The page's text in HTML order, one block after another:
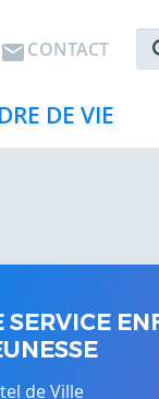
CONTACT
DE VIE
SERVICE
de Ville